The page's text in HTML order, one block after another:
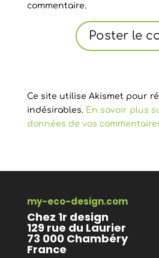
commentaire.
Ce site utilise Akismet pour
indésirables. En savoir plus
données de vos
my-eco-design.com
Chez 1r design
129 rue du Laurier
73 000 Chambéry
France